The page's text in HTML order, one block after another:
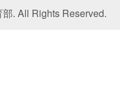
. All Rights Reserved.